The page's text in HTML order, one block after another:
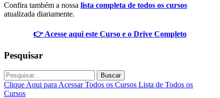
Confira também a nossa lista completa de todos os cursos
atualizada diariamente.
👉 Acesse aqui este Curso e o Drive Completo
Pesquisar
Buscar
Clique Aqui para Acessar Todos os Cursos Lista de Todos os
Cursos